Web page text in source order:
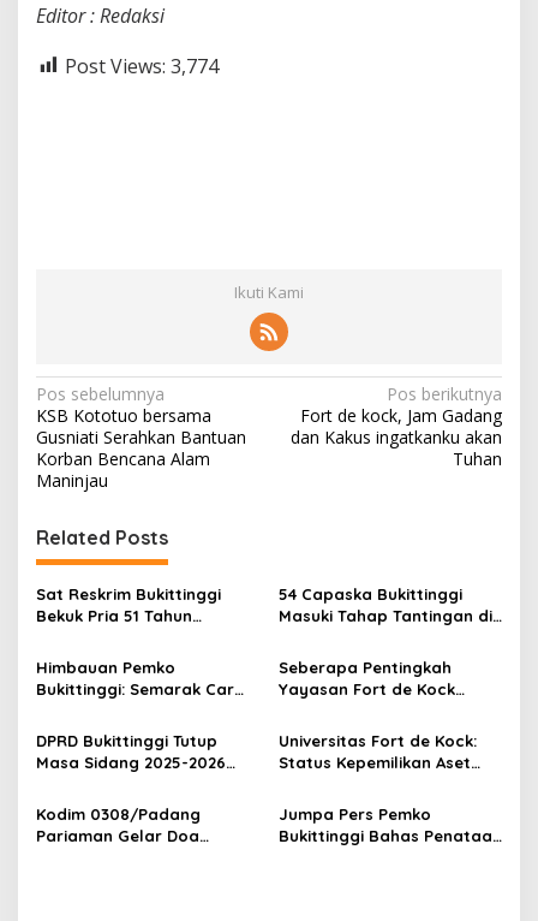
Editor : Redaksi
Post Views: 3,774
Ikuti Kami
N
a
v
g
a
s
p
o
s
Pos sebelumnya
KSB Kototuo bersama
Gusniati Serahkan Bantuan
Korban Bencana Alam
Maninjau
Pos berikutnya
Fort de kock, Jam Gadang
dan Kakus ingatkanku akan
Tuhan
Related Posts
Sat Reskrim Bukittinggi
Bekuk Pria 51 Tahun
Scoopy
54 Capaska Bukittinggi
Masuki Tahap Tantingan di
Himbauan Pemko
Bukittinggi: Semarak Car
HUT ke I Komando Daerah
Militer (KODAM) XX/Tuanku
Imam Bonjol
Seberapa Pentingkah
Yayasan Fort de Kock
Perekonomian Masyarakat
Jam Gadang?
DPRD Bukittinggi Tutup
Masa Sidang 2025-2026
2026-2027, Wako Ramlan
Beri Apresiasi
Universitas Fort de Kock:
Status Kepemilikan Aset
Milik Yayasan Berdasarkan
Putusan Mahkamah Agung
Nomor 2108/K/Pdt/2022
Kodim 0308/Padang
Pariaman Gelar Doa
Jumpa Pers Pemko
Bukittinggi Bahas Penataan